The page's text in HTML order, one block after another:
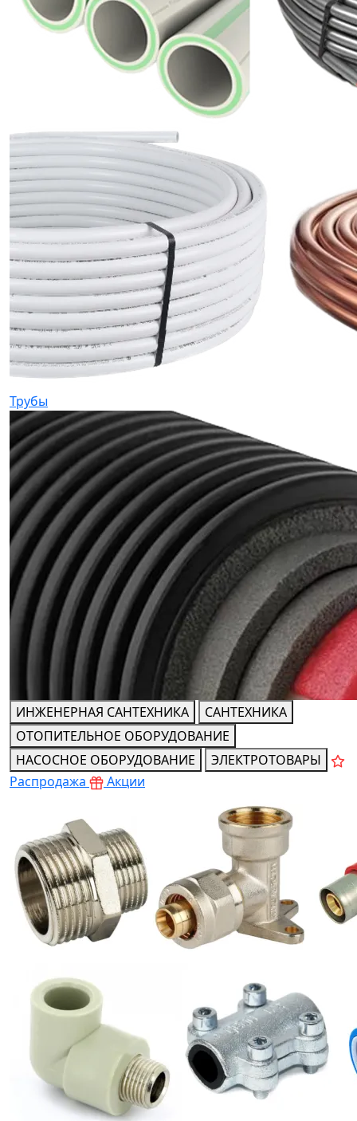
Трубы
Теплоизолированные трубы
ИНЖЕНЕРНАЯ САНТЕХНИКА
САНТЕХНИКА
ОТОПИТЕЛЬНОЕ ОБОРУДОВАНИЕ
НАСОСНОЕ ОБОРУДОВАНИЕ
ЭЛЕКТРОТОВАРЫ
Распродажа
Акции